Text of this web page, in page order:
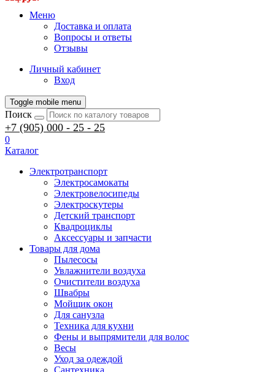
Меню
Доставка и оплата
Вопросы и ответы
Отзывы
Личный кабинет
Вход
Toggle mobile menu
Поиск
+7 (905) 000 - 25 - 25
0
Каталог
Электротранспорт
Электросамокаты
Электровелосипеды
Электроскутеры
Детский транспорт
Квадроциклы
Аксессуары и запчасти
Товары для дома
Пылесосы
Увлажнители воздуха
Очистители воздуха
Швабры
Мойщик окон
Для санузла
Техника для кухни
Фены и выпрямители для волос
Весы
Уход за одеждой
Сантехника